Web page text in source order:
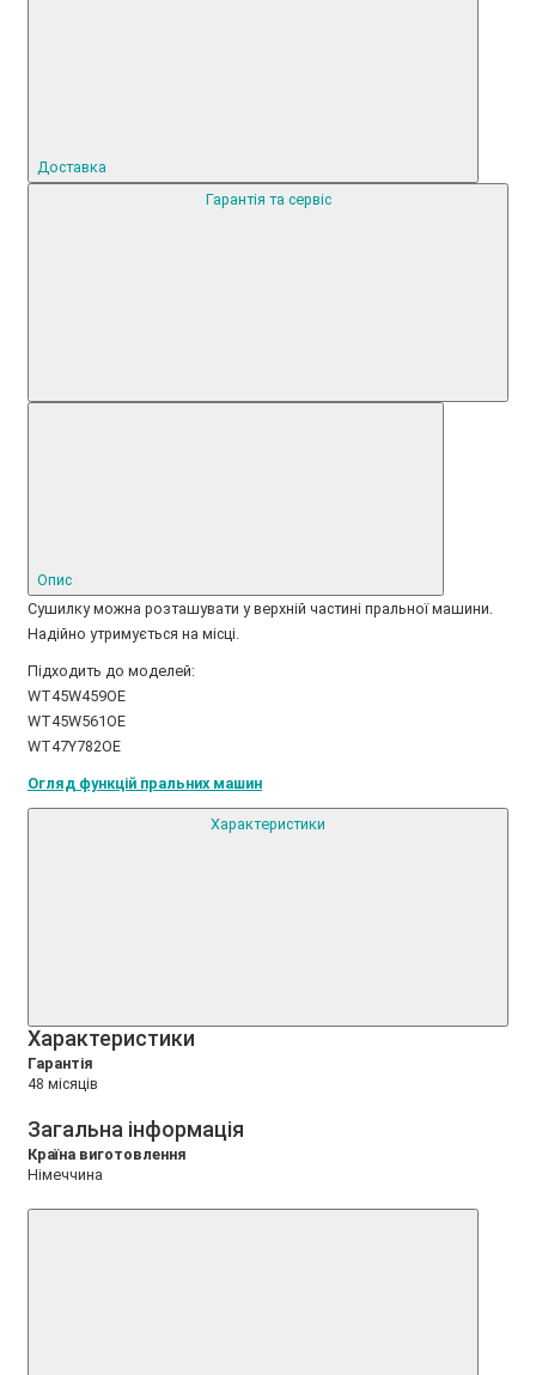
Доставка
Гарантія та сервіс
Опис
Сушилку можна розташувати у верхній частині пральної машини.
Надійно утримується на місці.
Підходить до моделей:
WT45W459OE
WT45W561OE
WT47Y782OE
Огляд функцій пральних машин
Xарактеристики
Гарантія
48 місяців
Загальна інформація
Країна виготовлення
Німеччина